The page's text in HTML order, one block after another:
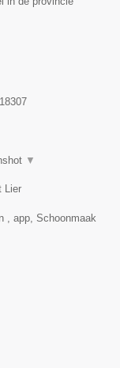
▼
Lier
, app, Schoonmaak